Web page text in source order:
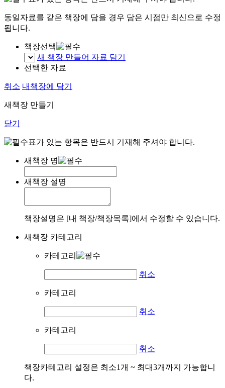
동일자료를 같은 책장에 담을 경우 담은 시점만 최신으로 수정
됩니다.
책장선택
새 책장 만들어 자료 담기
선택한 자료
취소 내책장에 담기
새책장 만들기
닫기
표가 있는 항목은 반드시 기재해 주셔야 합니다.
새책장 명
새책장 설명
책장설명은 [내 책장/책장목록]에서 수정할 수 있습니다.
새책장 카테고리
카테고리
취소
카테고리
취소
카테고리
취소
책장카테고리 설정은 최소1개 ~ 최대3개까지 가능합니
다.